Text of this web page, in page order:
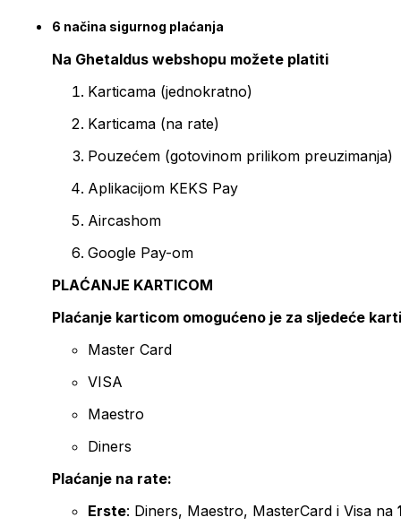
6 načina sigurnog plaćanja
Na Ghetaldus webshopu možete platiti
Karticama (jednokratno)
Karticama (na rate)
Pouzećem (gotovinom prilikom preuzimanja)
Aplikacijom KEKS Pay
Aircashom
Google Pay-om
PLAĆANJE KARTICOM
Plaćanje karticom omogućeno je za sljedeće
Master Card
VISA
Maestro
Diners
Plaćanje na rate:
Erste: Diners, Maestro, MasterCard i Visa na